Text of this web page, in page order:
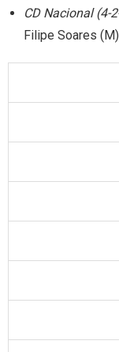
CD Nacional (4-
Filipe Soares